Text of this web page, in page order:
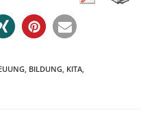
BILDUNG KITA